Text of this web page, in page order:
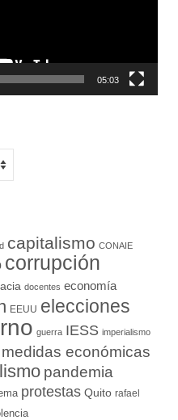
05:03
capitalismo CONAIE
corrupción
docentes economía
EEUU elecciones
guerra IESS imperialismo
medidas económicas
pandemia
protestas Quito rafael